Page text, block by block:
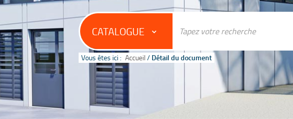
CATALOGUE
Vous êtes ici : Accueil / Détail du document